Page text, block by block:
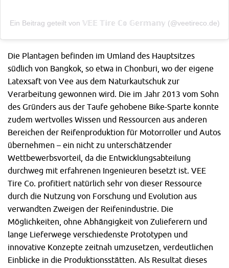
Ein Beitrag geteilt von 𝕍𝔼𝔼 𝕋𝕚𝕣𝕖 ℂ𝕠 𝔾𝕖𝕣𝕞𝕒𝕟𝕪 (@veetireco.de)
Die Plantagen befinden im Umland des Hauptsitzes
südlich von Bangkok, so etwa in Chonburi, wo der eigene
Latexsaft von Vee aus dem Naturkautschuk zur
Verarbeitung gewonnen wird. Die im Jahr 2013 vom Sohn
des Gründers aus der Taufe gehobene Bike-Sparte konnte
zudem wertvolles Wissen und Ressourcen aus anderen
Bereichen der Reifenproduktion für Motorroller und Autos
übernehmen – ein nicht zu unterschätzender
Wettbewerbsvorteil, da die Entwicklungsabteilung
durchweg mit erfahrenen Ingenieuren besetzt ist. VEE
Tire Co. profitiert natürlich sehr von dieser Ressource
durch die Nutzung von Forschung und Evolution aus
verwandten Zweigen der Reifenindustrie. Die
Möglichkeiten, ohne Abhängigkeit von Zulieferern und
lange Lieferwege verschiedenste Prototypen und
innovative Konzepte zeitnah umzusetzen, verdeutlichen
Einblicke in die Produktionsstätten. Als Resultat dieses